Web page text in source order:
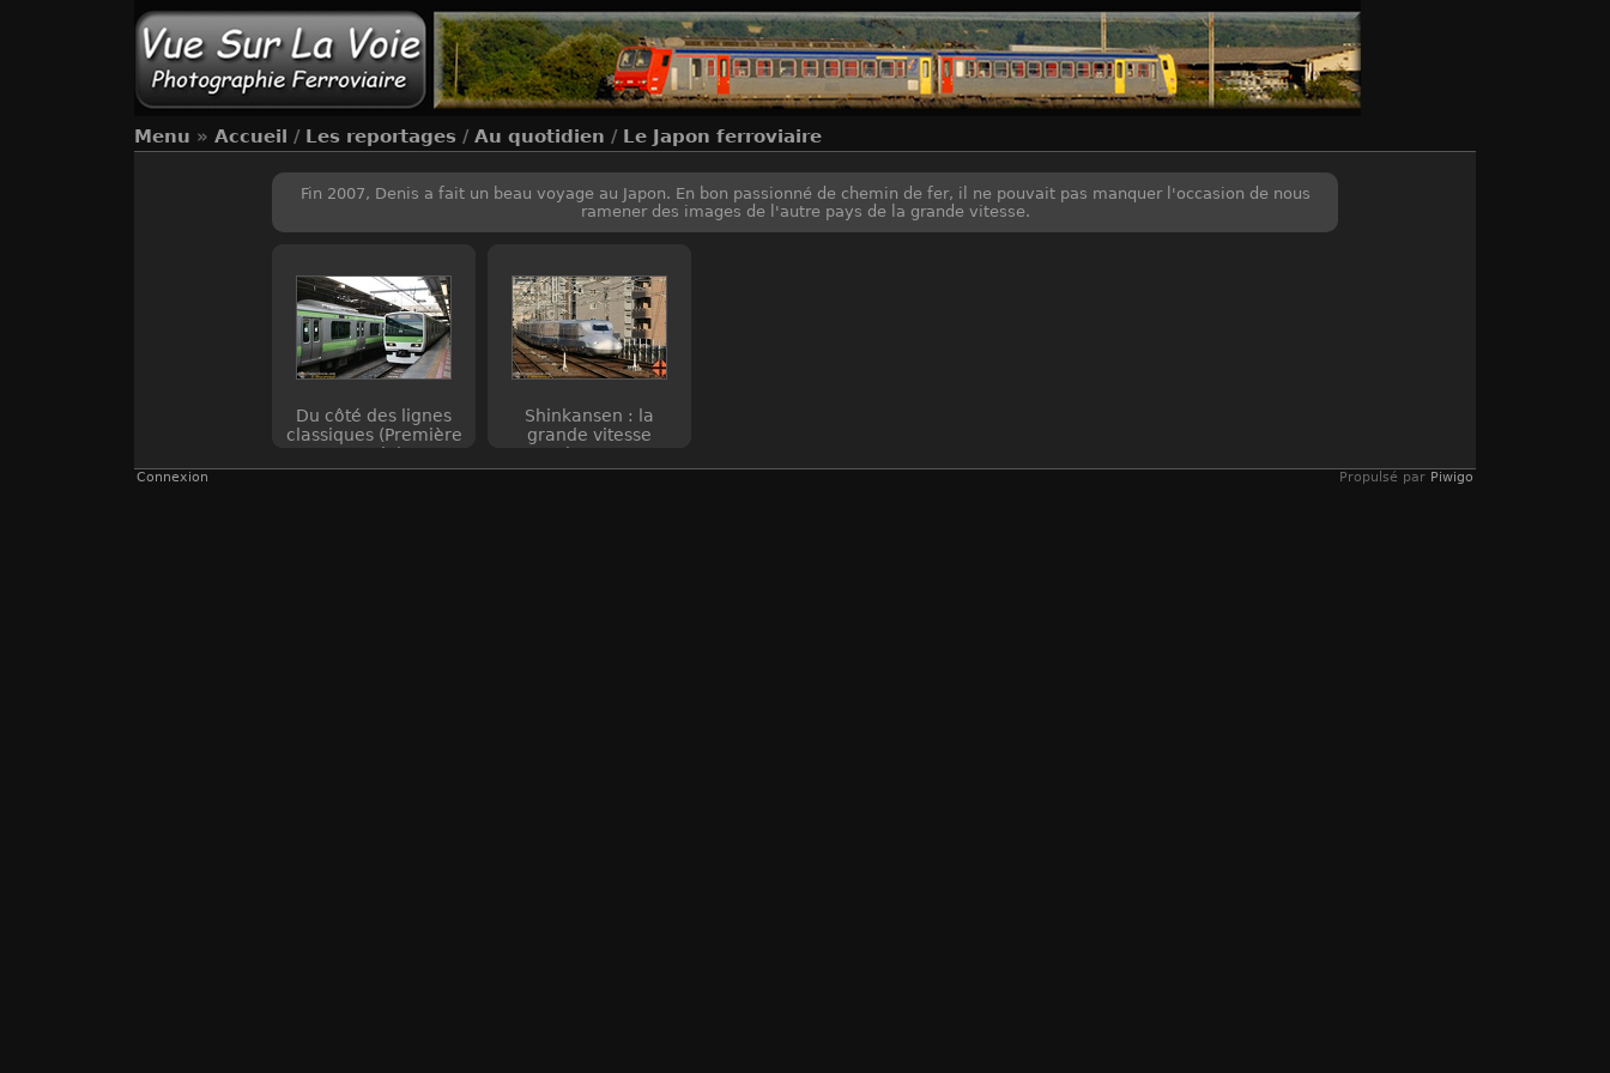
Menu » Accueil / Les reportages / Au quotidien / Le Japon ferroviaire
Fin 2007, Denis a fait un beau voyage au Japon. En bon passionné de chemin de fer, il ne pouvait pas manquer l'occasion de nous
ramener des images de l'autre pays de la grande vitesse.
Du côté des lignes
classiques (Première
partie)
Shinkansen : la
grande vitesse
nippone
Connexion Propulsé par Piwigo